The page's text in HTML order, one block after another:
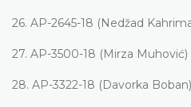
26. AP-2645-18 (Nedžad
27. AP-3500-18 (Mirza Muhović)
28. AP-3322-18 (Davorka Boban)